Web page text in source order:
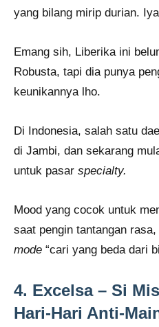
yang bilang mirip durian.
Emang sih, Liberika ini
Robusta, tapi dia punya
keunikannya lho.
Di Indonesia, salah satu
di Jambi, dan sekarang
untuk pasar specialty.
Mood yang cocok untuk
saat pengin tantangan
mode “cari yang beda dari
4. Excelsa – Si
Hari-Hari Anti-